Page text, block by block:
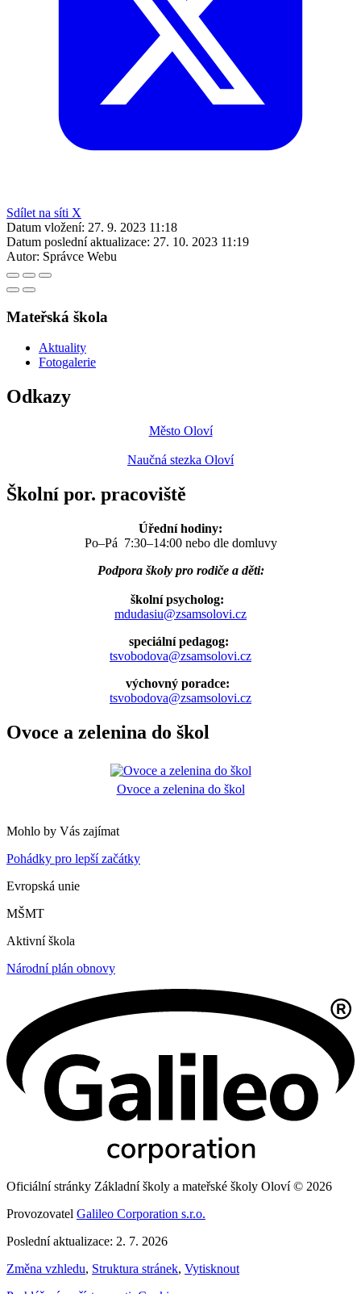
Sdílet na síti X
Datum vložení: 27. 9. 2023 11:18
Datum poslední aktualizace: 27. 10. 2023 11:19
Autor: Správce Webu
Mateřská škola
Aktuality
Fotogalerie
Odkazy
Město Oloví
Naučná stezka Oloví
Školní por. pracoviště
Úřední hodiny:
Po–Pá 7:30–14:00 nebo dle domluvy
Podpora školy pro rodiče a děti:
školní psycholog:
mdudasiu@zsamsolovi.cz
speciální pedagog:
tsvobodova@zsamsolovi.cz
výchovný poradce:
tsvobodova@zsamsolovi.cz
Ovoce a zelenina do škol
Ovoce a zelenina do škol
Mohlo by Vás zajímat
Pohádky pro lepší začátky
Evropská unie
MŠMT
Aktivní škola
Národní plán obnovy
Oficiální stránky Základní školy a mateřské školy Oloví © 2026
Provozovatel Galileo Corporation s.r.o.
Poslední aktualizace: 2. 7. 2026
Změna vzhledu, Struktura stránek, Vytisknout